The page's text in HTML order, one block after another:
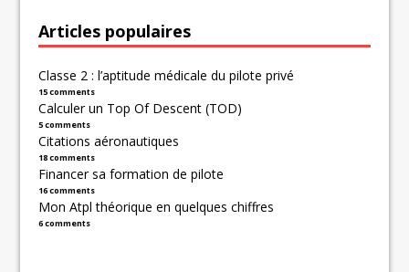
Articles populaires
Classe 2 : l’aptitude médicale du pilote privé
15 comments
Calculer un Top Of Descent (TOD)
5 comments
Citations aéronautiques
18 comments
Financer sa formation de pilote
16 comments
Mon Atpl théorique en quelques chiffres
6 comments